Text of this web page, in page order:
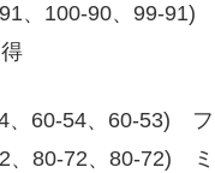
、100-90、99-91)
60-54、60-53) フ
80-72、80-72) ミ